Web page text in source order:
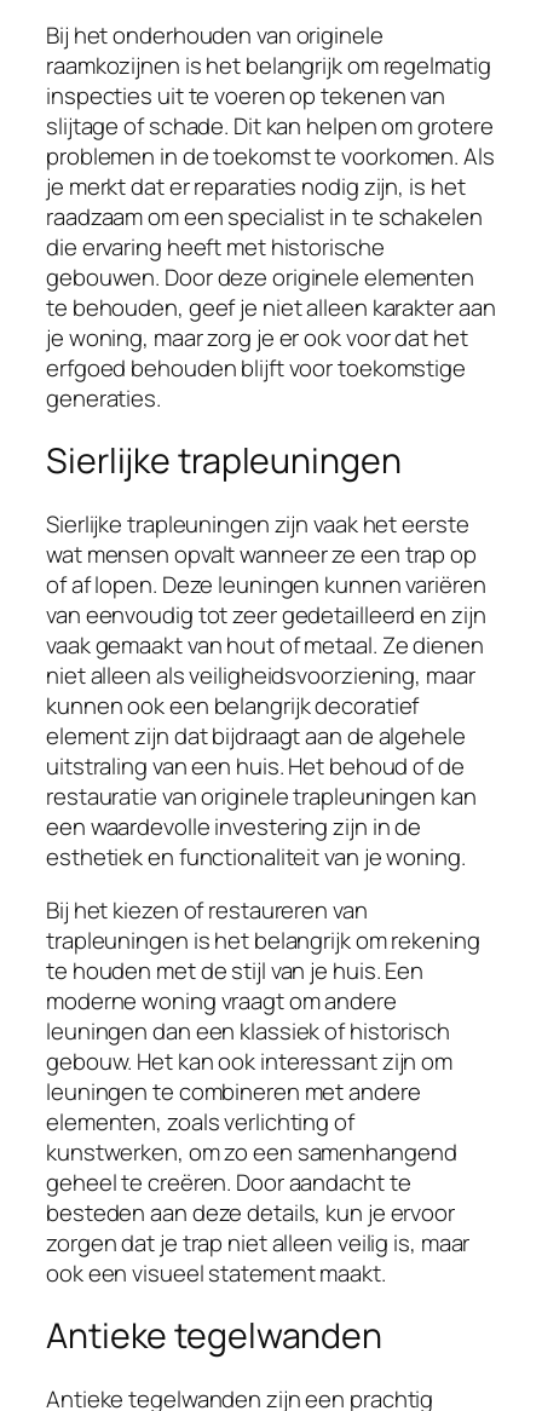
Bij het onderhouden van originele
raamkozijnen is het belangrijk om regelmatig
inspecties uit te voeren op tekenen van
slijtage of schade. Dit kan helpen om grotere
problemen in de toekomst te voorkomen. Als
je merkt dat er reparaties nodig zijn, is het
raadzaam om een specialist in te schakelen
die ervaring heeft met historische
gebouwen. Door deze originele elementen
te behouden, geef je niet alleen karakter aan
je woning, maar zorg je er ook voor dat het
erfgoed behouden blijft voor toekomstige
generaties.
Sierlijke trapleuningen
Sierlijke trapleuningen zijn vaak het eerste
wat mensen opvalt wanneer ze een trap op
of af lopen. Deze leuningen kunnen variëren
van eenvoudig tot zeer gedetailleerd en zijn
vaak gemaakt van hout of metaal. Ze dienen
niet alleen als veiligheidsvoorziening, maar
kunnen ook een belangrijk decoratief
element zijn dat bijdraagt aan de algehele
uitstraling van een huis. Het behoud of de
restauratie van originele trapleuningen kan
een waardevolle investering zijn in de
esthetiek en functionaliteit van je woning.
Bij het kiezen of restaureren van
trapleuningen is het belangrijk om rekening
te houden met de stijl van je huis. Een
moderne woning vraagt om andere
leuningen dan een klassiek of historisch
gebouw. Het kan ook interessant zijn om
leuningen te combineren met andere
elementen, zoals verlichting of
kunstwerken, om zo een samenhangend
geheel te creëren. Door aandacht te
besteden aan deze details, kun je ervoor
zorgen dat je trap niet alleen veilig is, maar
ook een visueel statement maakt.
Antieke tegelwanden
Antieke tegelwanden zijn een prachtig